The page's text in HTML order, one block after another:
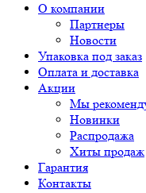
О компании
Партнеры
Новости
Упаковка под заказ
Оплата и доставка
Акции
Мы
Новинки
Распродажа
Хиты продаж
Гарантия
Контакты